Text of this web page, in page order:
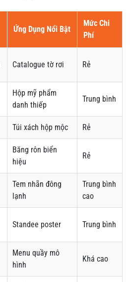
Ứng Dụng Nổi Bật
Mức Chi
Phí
Catalogue tờ rơi Rẻ
Hộp mỹ phẩm
danh thiếp
Trung bình
Túi xách hộp mộc Rẻ
Băng rôn biển
hiệu
Rẻ
Tem nhãn đông
lạnh
Trung bình
cao
Standee poster Trung bình
Menu quầy mô
hình
Khá cao